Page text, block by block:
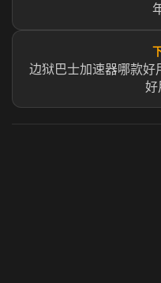
边狱巴士加速器哪款
好